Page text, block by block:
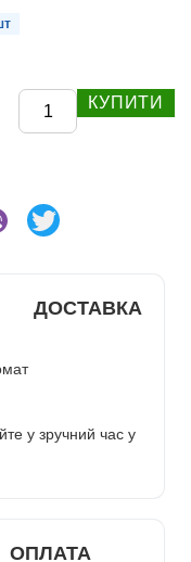
КУПИТИ
ДОСТАВКА
у зручний час у
ОПЛАТА